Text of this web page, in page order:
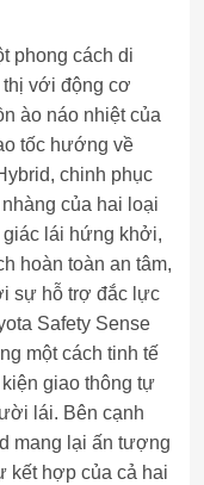
phong cách di
với động cơ
ào náo nhiệt của
tốc hướng về
chinh phục
của hai loại
lái hứng khởi,
hoàn toàn an tâm,
sự hỗ trợ đắc lực
Safety Sense
một cách tinh tế
giao thông tự
lái. Bên cạnh
mang lại ấn tượng
kết hợp của cả hai